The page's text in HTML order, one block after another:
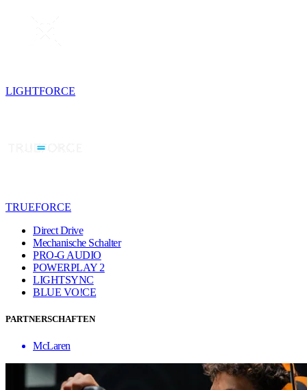
LIGHTFORCE
TRUEFORCE
Direct Drive
Mechanische Schalter
PRO-G AUDIO
POWERPLAY 2
LIGHTSYNC
BLUE VO!CE
PARTNERSCHAFTEN
McLaren